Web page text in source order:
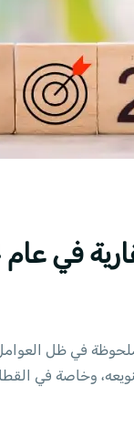
في عام 2024
في المملكة العربية السعودية